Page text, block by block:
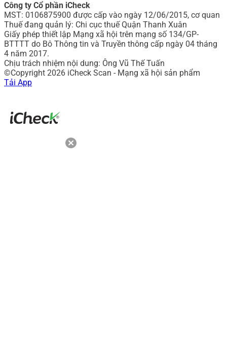
Công ty Cổ phần iCheck
MST: 0106875900 được cấp vào ngày 12/06/2015, cơ quan
Thuế đang quản lý: Chi cục thuế Quận Thanh Xuân
Giấy phép thiết lập Mạng xã hội trên mạng số 134/GP-
BTTTT do Bô Thông tin và Truyền thông cấp ngày 04 tháng
4 năm 2017.
Chịu trách nhiệm nội dung: Ông Vũ Thế Tuấn
©Copyright 2026 iCheck Scan - Mạng xã hội sản phẩm
Tải App